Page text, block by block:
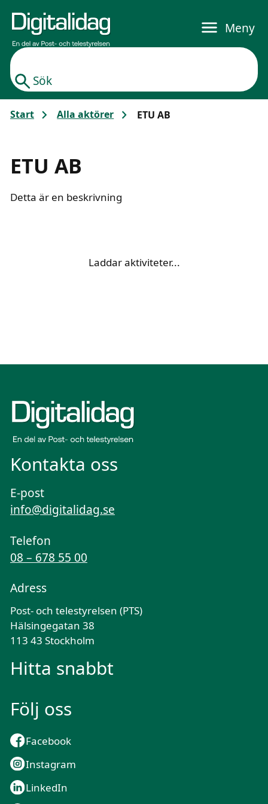
Sök
Meny
Start Alla aktörer ETU AB
ETU AB
Detta är en beskrivning
Laddar aktiviteter...
Kontakta oss
E-post
info@digitalidag.se
Telefon
08 – 678 55 00
Adress
Post- och telestyrelsen (PTS)
Hälsingegatan 38
113 43 Stockholm
Hitta snabbt
Följ oss
Facebook
Instagram
LinkedIn